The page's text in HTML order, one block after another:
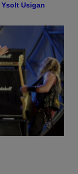
Ysolt Usigan